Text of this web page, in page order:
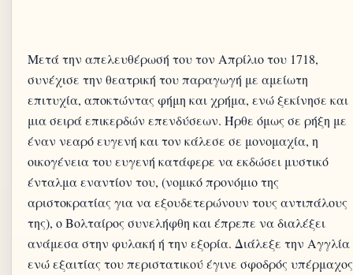
Μετά την απελευθέρωσή του τον Απρίλιο του 1718,
συνέχισε την θεατρική του παραγωγή με αμείωτη
επιτυχία, αποκτώντας φήμη και χρήμα, ενώ ξεκίνησε και
μια σειρά επικερδών επενδύσεων. Ήρθε όμως σε ρήξη με
έναν νεαρό ευγενή και τον κάλεσε σε μονομαχία, η
οικογένεια του ευγενή κατάφερε να εκδώσει μυστικό
ένταλμα εναντίον του, (νομικό προνόμιο της
αριστοκρατίας για να εξουδετερώνουν τους αντιπάλους
της), ο Βολταίρος συνελήφθη και έπρεπε να διαλέξει
ανάμεσα στην φυλακή ή την εξορία. Διάλεξε την Αγγλία
ενώ εξαιτίας του περιστατικού έγινε σφοδρός υπέρμαχος